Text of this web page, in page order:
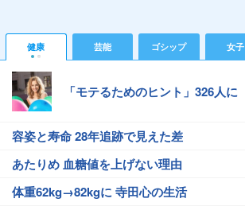
健康 芸能 ゴシップ 女子
「モテるためのヒント」326人に
容姿と寿命 28年追跡で見えた差
あたりめ 血糖値を上げない理由
体重62kg→82kgに 寺田心の生活